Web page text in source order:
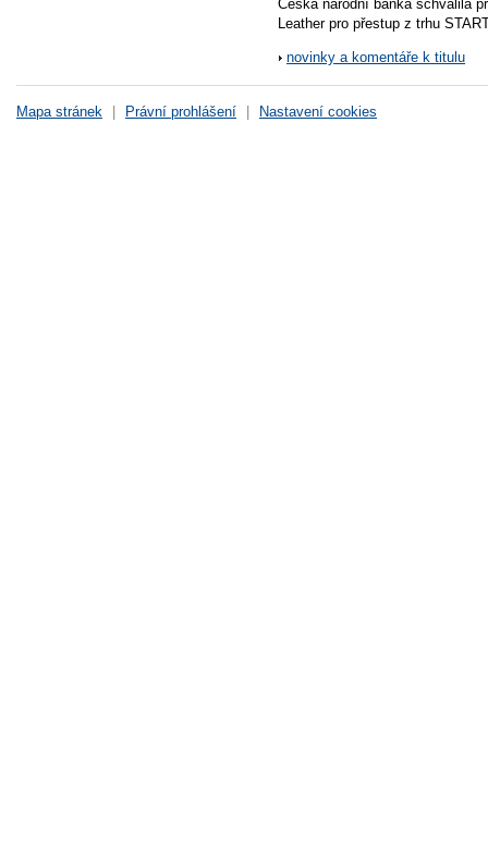
Česká národní banka schválila
Leather pro přestup z trhu
novinky a komentáře k titulu
Mapa stránek Právní prohlášení Nastavení cookies